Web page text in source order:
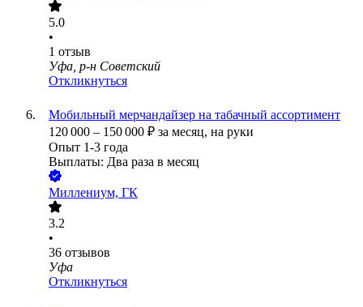
5.0
•
1 отзыв
Уфа, р-н Советский
Откликнуться
Мобильный мерчандайзер на табачный ассортимент
120 000 – 150 000 ₽ за месяц, на руки
Опыт 1-3 года
Выплаты: Два раза в месяц
Миллениум, ГК
3.2
•
36 отзывов
Уфа
Откликнуться